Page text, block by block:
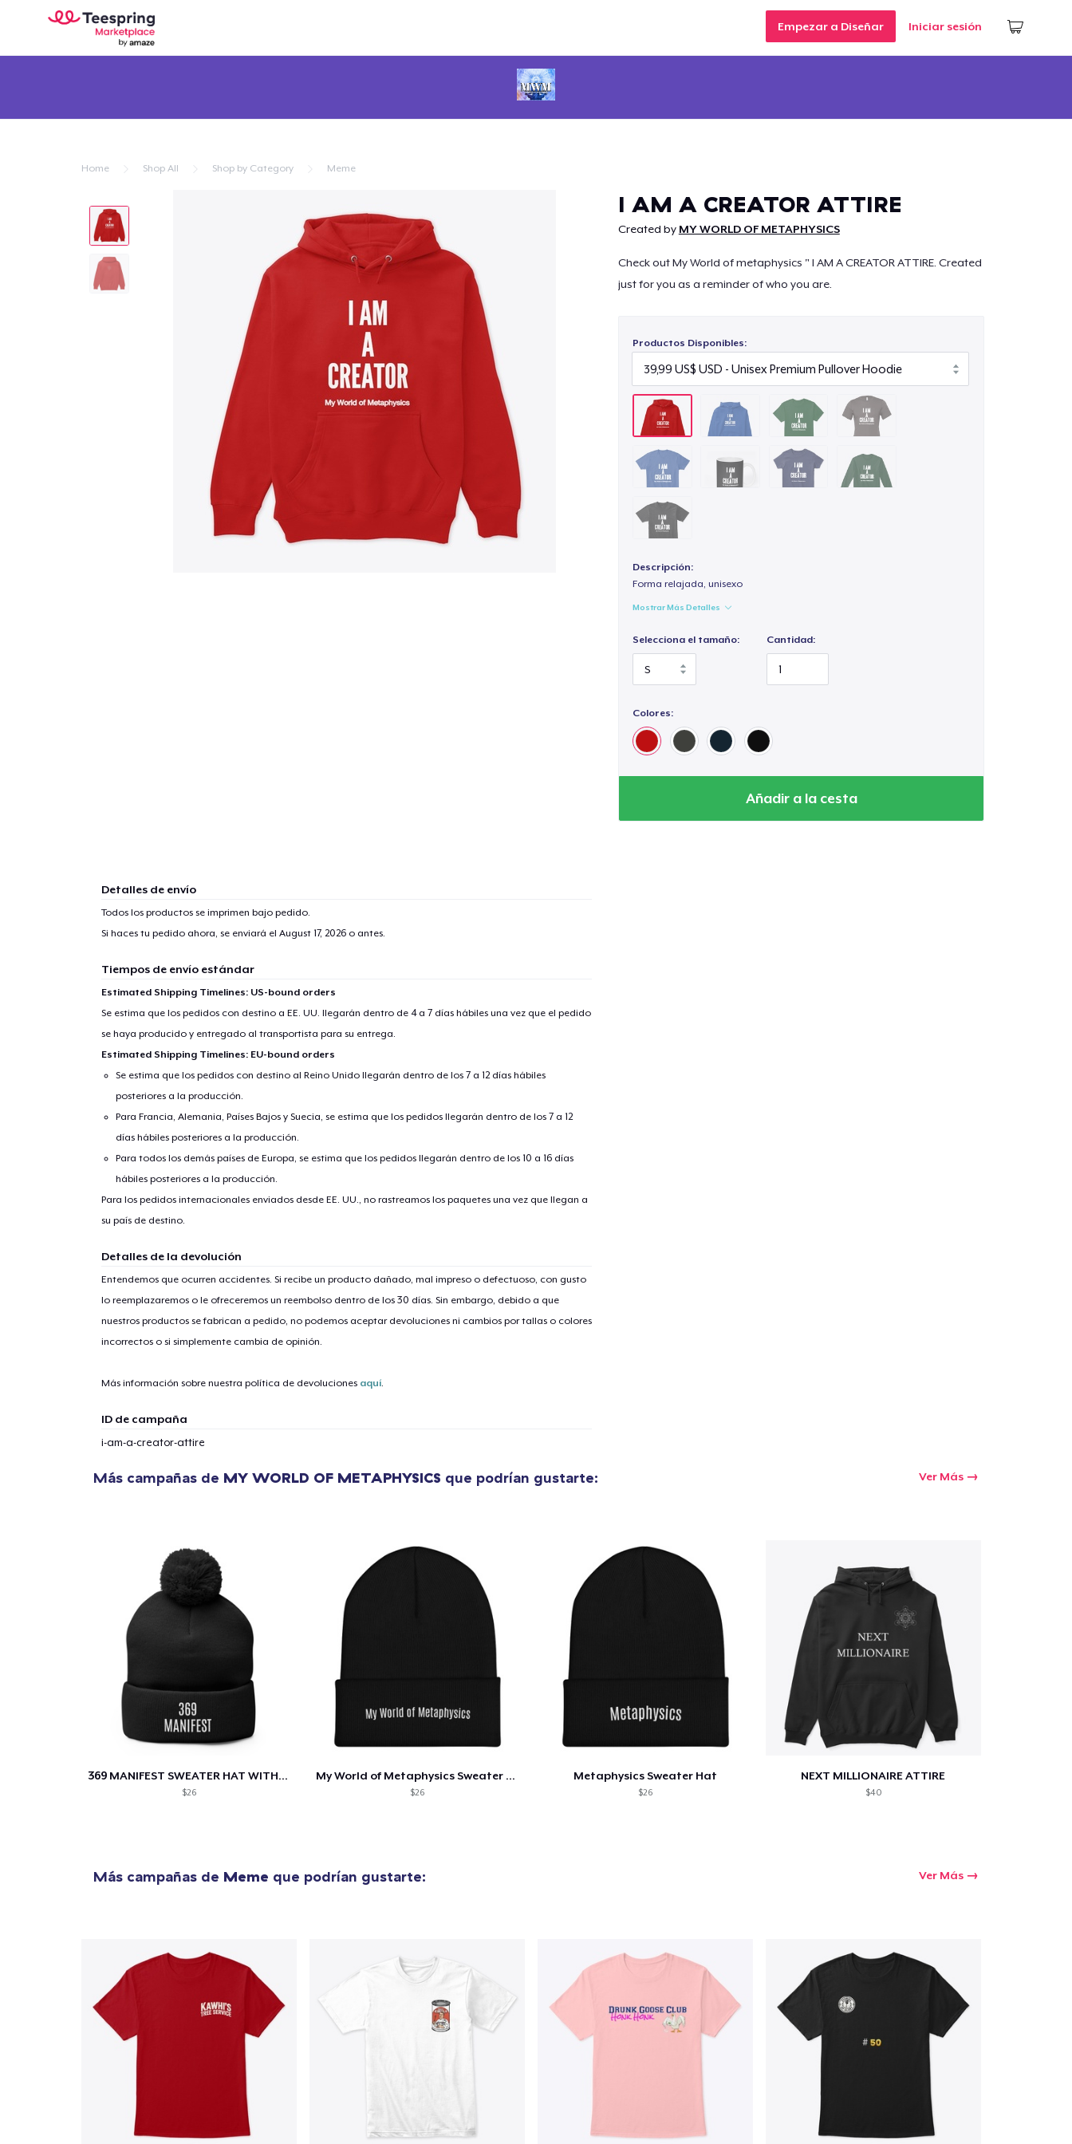
Empezar a Diseñar Iniciar sesión
Home Shop All Shop by Category Meme
I AM A CREATOR ATTIRE
Created by MY WORLD OF METAPHYSICS
Check out My World of metaphysics " I AM A CREATOR ATTIRE. Created
just for you as a reminder of who you are.
Productos Disponibles:
Descripción:
Forma relajada, unisexo
Mostrar Más Detalles
Selecciona el tamaño: Cantidad:
Colores:
Añadir a la cesta
Detalles de envío
Todos los productos se imprimen bajo pedido.
Si haces tu pedido ahora, se enviará el August 17, 2026o antes.
Tiempos de envío estándar
Estimated Shipping Timelines: US-bound orders
Se estima que los pedidos con destino a EE. UU. llegarán dentro de 4 a 7 días hábiles una vez que el pedido
se haya producido y entregado al transportista para su entrega.
Estimated Shipping Timelines: EU-bound orders
Se estima que los pedidos con destino al Reino Unido llegarán dentro de los 7 a 12 días hábiles
posteriores a la producción.
Para Francia, Alemania, Países Bajos y Suecia, se estima que los pedidos llegarán dentro de los 7 a 12
días hábiles posteriores a la producción.
Para todos los demás países de Europa, se estima que los pedidos llegarán dentro de los 10 a 16 días
hábiles posteriores a la producción.
Para los pedidos internacionales enviados desde EE. UU., no rastreamos los paquetes una vez que llegan a
su país de destino.
Detalles de la devolución
Entendemos que ocurren accidentes. Si recibe un producto dañado, mal impreso o defectuoso, con gusto
lo reemplazaremos o le ofreceremos un reembolso dentro de los 30 días. Sin embargo, debido a que
nuestros productos se fabrican a pedido, no podemos aceptar devoluciones ni cambios por tallas o colores
incorrectos o si simplemente cambia de opinión.
Más información sobre nuestra política de devoluciones aquí.
ID de campaña
i-am-a-creator-attire
Más campañas de MY WORLD OF METAPHYSICS que podrían gustarte: Ver Más
369 MANIFEST SWEATER HAT WITH BALL
$26
My World of Metaphysics Sweater Hat
$26
Metaphysics Sweater Hat
$26
NEXT MILLIONAIRE ATTIRE
$40
Más campañas de Meme que podrían gustarte: Ver Más
Finalizar y pagar pedido Seguir comprando
26,99 US$